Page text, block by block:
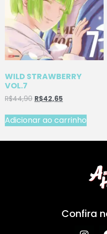
WILD STRAWBERRY
VOL.7
R$44,90 R$42,65
Adicionar ao carrinho
Confira